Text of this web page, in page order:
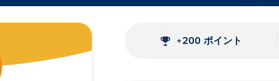
+200 ポイント